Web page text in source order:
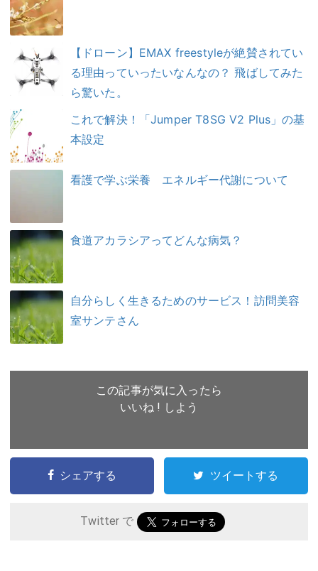
【ドローン】EMAX freestyleが絶賛されてい
る理由っていったいなんなの？ 飛ばしてみた
ら驚いた。
これで解決！「Jumper T8SG V2 Plus」の基
本設定
看護で学ぶ栄養 エネルギー代謝について
食道アカラシアってどんな病気？
自分らしく生きるためのサービス！訪問美容
室サンテさん
この記事が気に入ったら
いいね ! しよう
シェアする ツイートする
Twitter で